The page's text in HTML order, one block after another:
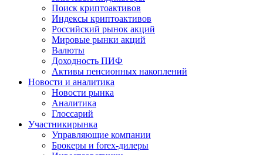
Поиск криптоактивов
Индексы криптоактивов
Российский рынок акций
Мировые рынки акций
Валюты
Доходность ПИФ
Активы пенсионных накоплений
Новости и аналитика
Новости рынка
Аналитика
Глоссарий
Участникирынка
Управляющие компании
Брокеры и forex-дилеры